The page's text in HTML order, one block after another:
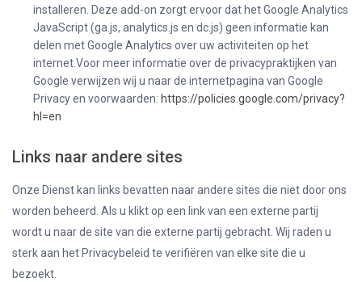
installeren. Deze add-on zorgt ervoor dat het Google Analytics
JavaScript (ga.js, analytics.js en dc.js) geen informatie kan
delen met Google Analytics over uw activiteiten op het
internet.Voor meer informatie over de privacypraktijken van
Google verwijzen wij u naar de internetpagina van Google
Privacy en voorwaarden: https://policies.google.com/privacy?
hl=en
Links naar andere sites
Onze Dienst kan links bevatten naar andere sites die niet door ons
worden beheerd. Als u klikt op een link van een externe partij
wordt u naar de site van die externe partij gebracht. Wij raden u
sterk aan het Privacybeleid te verifiëren van elke site die u
bezoekt.